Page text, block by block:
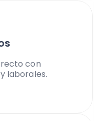
con
laborales.